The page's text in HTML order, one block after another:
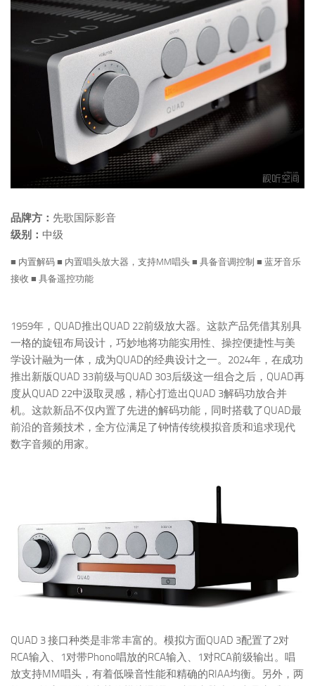
品牌方： 先歌国际影音
级别： 中级
■ 内置解码 ■ 内置唱头放大器，支持MM唱头 ■ 具备音调控制 ■ 蓝牙音乐
接收 ■ 具备遥控功能
1959年，QUAD推出QUAD 22前级放大器。这款产品凭借其别具
一格的旋钮布局设计，巧妙地将功能实用性、操控便捷性与美
学设计融为一体，成为QUAD的经典设计之一。2024年，在成功
推出新版QUAD 33前级与QUAD 303后级这一组合之后，QUAD再
度从QUAD 22中汲取灵感，精心打造出QUAD 3解码功放合并
机。这款新品不仅内置了先进的解码功能，同时搭载了QUAD最
前沿的音频技术，全方位满足了钟情传统模拟音质和追求现代
数字音频的用家。
QUAD 3 接口种类是非常丰富的。模拟方面QUAD 3配置了2对
RCA输入、1对带Phono唱放的RCA输入、1对RCA前级输出。唱
放支持MM唱头，有着低噪音性能和精确的RIAA均衡。另外，两